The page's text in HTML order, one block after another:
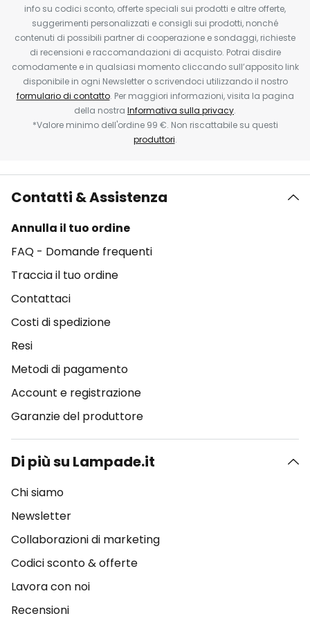
info su codici sconto, offerte speciali sui prodotti e altre offerte,
suggerimenti personalizzati e consigli sui prodotti, nonché
contenuti di possibili partner di cooperazione e sondaggi, richieste
di recensioni e raccomandazioni di acquisto. Potrai disdire
comodamente e in qualsiasi momento cliccando sull’apposito link
disponibile in ogni Newsletter o scrivendoci utilizzando il nostro
formulario di contatto. Per maggiori informazioni, visita la pagina
della nostra Informativa sulla privacy.
*Valore minimo dell'ordine 99 €. Non riscattabile su questi
produttori.
Contatti & Assistenza
Annulla il tuo ordine
FAQ - Domande frequenti
Traccia il tuo ordine
Contattaci
Costi di spedizione
Resi
Metodi di pagamento
Account e registrazione
Garanzie del produttore
Di più su Lampade.it
Chi siamo
Newsletter
Collaborazioni di marketing
Codici sconto & offerte
Lavora con noi
Recensioni